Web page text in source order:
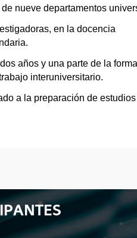
nueve departamentos
en la docencia
años y una parte de la
interuniversitario.
a la preparación de